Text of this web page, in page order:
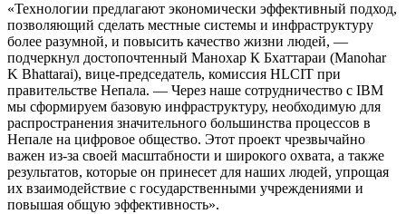
«Технологии предлагают экономически эффективный подход,
позволяющий сделать местные системы и инфраструктуру
более разумной, и повысить качество жизни людей, —
подчеркнул достопочтенный Манохар К Бхаттараи (Manohar
K Bhattarai), вице-председатель, комиссия HLCIT при
правительстве Непала. — Через наше сотрудничество с IBM
мы сформируем базовую инфраструктуру, необходимую для
распространения значительного большинства процессов в
Непале на цифровое общество. Этот проект чрезвычайно
важен из-за своей масштабности и широкого охвата, а также
результатов, которые он принесет для наших людей, упрощая
их взаимодействие с государственными учреждениями и
повышая общую эффективность».